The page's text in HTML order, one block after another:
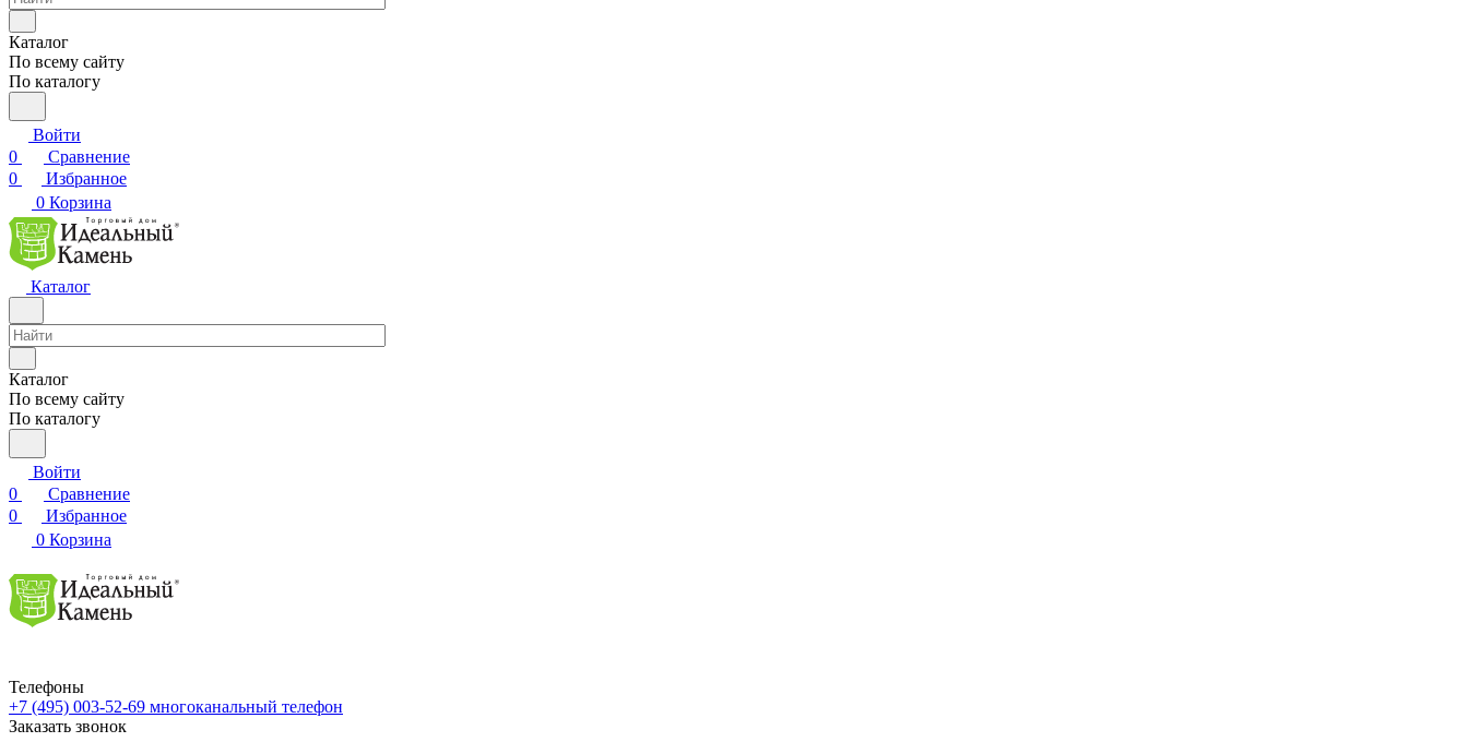
Каталог
По всему сайту
По каталогу
Войти
0
Сравнение
0
Избранное
0 Корзина
Каталог
Каталог
По всему сайту
По каталогу
Войти
0
Сравнение
0
Избранное
0 Корзина
Телефоны
+7 (495) 003-52-69 многоканальный телефон
Заказать звонок